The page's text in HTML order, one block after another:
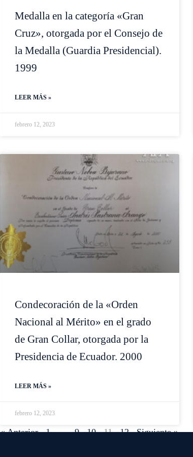
Medalla en la categoría «Gran
Cruz», otorgada por el Consejo de
la Medalla (Guardia Presidencial).
1999
LEER MÁS »
febrero 12, 2023
Condecoración de la «Orden
Nacional al Mérito» en el grado
de Gran Collar, otorgada por la
Presidencia de Ecuador. 2000
LEER MÁS »
febrero 12, 2023
« Anterior 1 … 9 10 11 12 Siguiente »